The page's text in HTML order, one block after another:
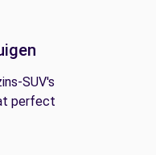
SUV's
perfect